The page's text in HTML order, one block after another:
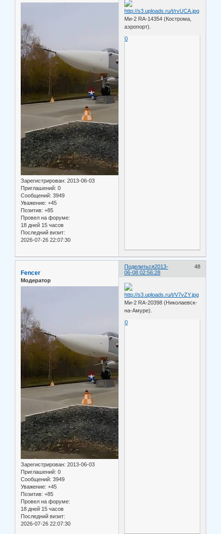
Зарегистрирован: 2013-06-03
Приглашений: 0
Сообщений: 3949
Уважение: +45
Позитив: +85
Провел на форуме:
18 дней 15 часов
Последний визит:
2026-07-26 22:07:30
Ми-2 RA-14354 (Кострома,
аэропорт).
0
Поделиться 48
2013-
06-08 02:56:28
Fencer
Модератор
Зарегистрирован: 2013-06-03
Приглашений: 0
Сообщений: 3949
Уважение: +45
Позитив: +85
Провел на форуме:
18 дней 15 часов
Последний визит:
2026-07-26 22:07:30
Ми-2 RA-20398 (Николаевск-
на-Амуре).
0